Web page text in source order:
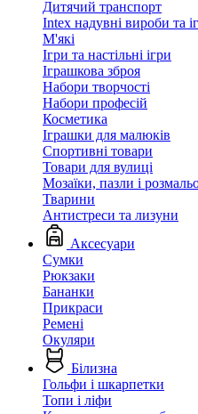
Дитячий транспорт
Intex надувні вироби та
М'які
Ігри та настільні ігри
Іграшкова зброя
Набори творчості
Набори професій
Косметика
Іграшки для малюків
Спортивні товари
Товари для вулиці
Мозаїки, пазли і
Тварини
Антистреси та лизуни
Аксесуари
Сумки
Рюкзаки
Бананки
Прикраси
Ремені
Окуляри
Білизна
Гольфи і шкарпетки
Топи і ліфи